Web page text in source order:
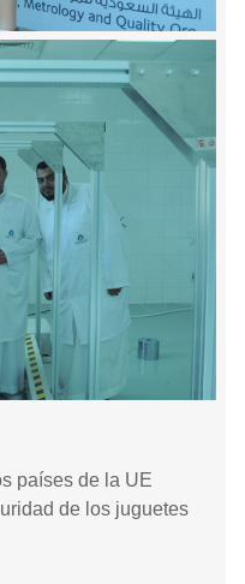
países de la UE
de los juguetes